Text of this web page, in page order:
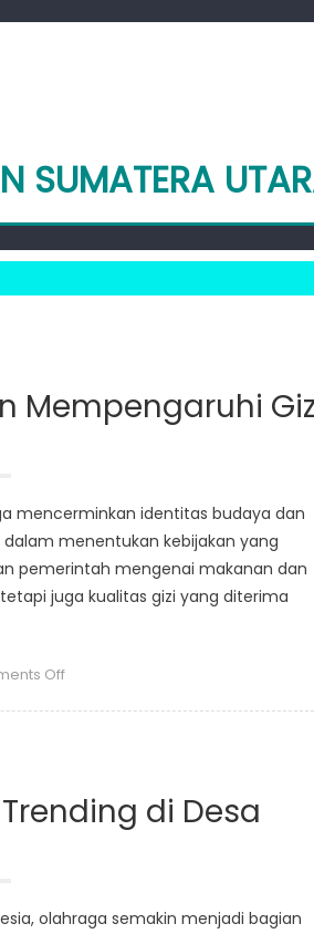
SUMATERA
Mempengaruhi
mencerminkan identitas budaya dan
menentukan kebijakan yang
pemerintah mengenai makanan dan
juga kualitas gizi yang diterima
Offon
Mempengaruhi
Gizi
di Desa
olahraga semakin menjadi bagian